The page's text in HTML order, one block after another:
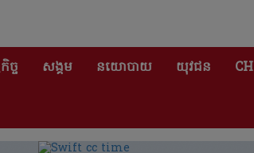
ច្ច សង្គម នយោបាយ យុវជន